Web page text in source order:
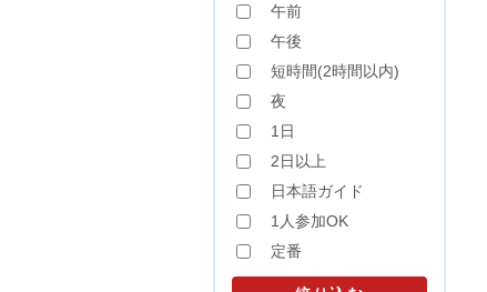
午前
午後
短時間(2時間以内)
夜
1日
2日以上
日本語ガイド
1人参加OK
定番